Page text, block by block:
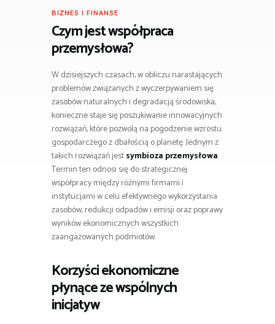
BIZNES I FINANSE
Czym jest współpraca
przemysłowa?
W dzisiejszych czasach, w obliczu narastających
problemów związanych z wyczerpywaniem się
zasobów naturalnych i degradacją środowiska,
konieczne staje się poszukiwanie innowacyjnych
rozwiązań, które pozwolą na pogodzenie wzrostu
gospodarczego z dbałością o planetę. Jednym z
takich rozwiązań jestsymbioza przemysłowa.
Termin ten odnosi się do strategicznej
współpracy między różnymi firmami i
instytucjami w celu efektywnego wykorzystania
zasobów, redukcji odpadów i emisji oraz poprawy
wyników ekonomicznych wszystkich
zaangażowanych podmiotów.
Korzyści ekonomiczne
płynące ze wspólnych
inicjatyw